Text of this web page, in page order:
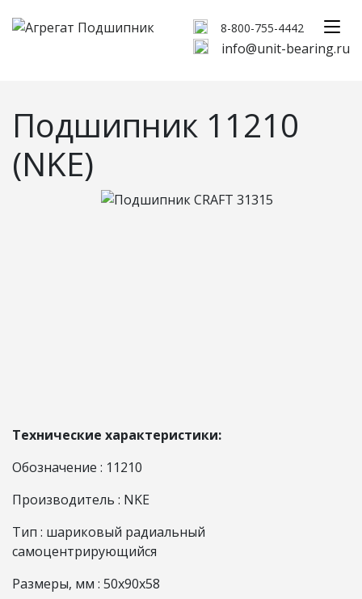
8-800-755-4442
info@unit-bearing.ru
Подшипник 11210
(NKE)
Технические характеристики:
Обозначение : 11210
Производитель : NKE
Тип : шариковый радиальный
самоцентрирующийся
Размеры, мм : 50x90x58